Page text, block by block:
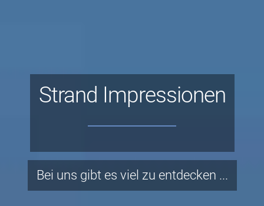
Strand Impressionen
Bei uns gibt es viel zu entdecken ...